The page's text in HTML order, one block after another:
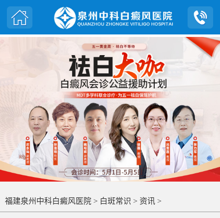
福建泉州中科白癜风医院 > 白斑常识 > 资讯 >